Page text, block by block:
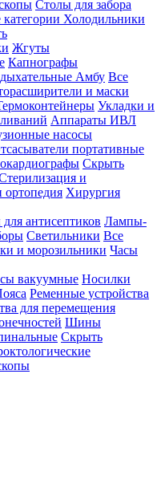
Столы для забора
категории Холодильники
Жгуты
Капнографы
Амбу Все
и маски
Укладки и
Аппараты ИВЛ
насосы
портативные
Скрыть
и
ортопедия Хирургия
антисептиков Лампы-
Светильники Все
и морозильники Часы
вакуумные Носилки
Ременные устройства
для перемещения
Шины
Скрыть